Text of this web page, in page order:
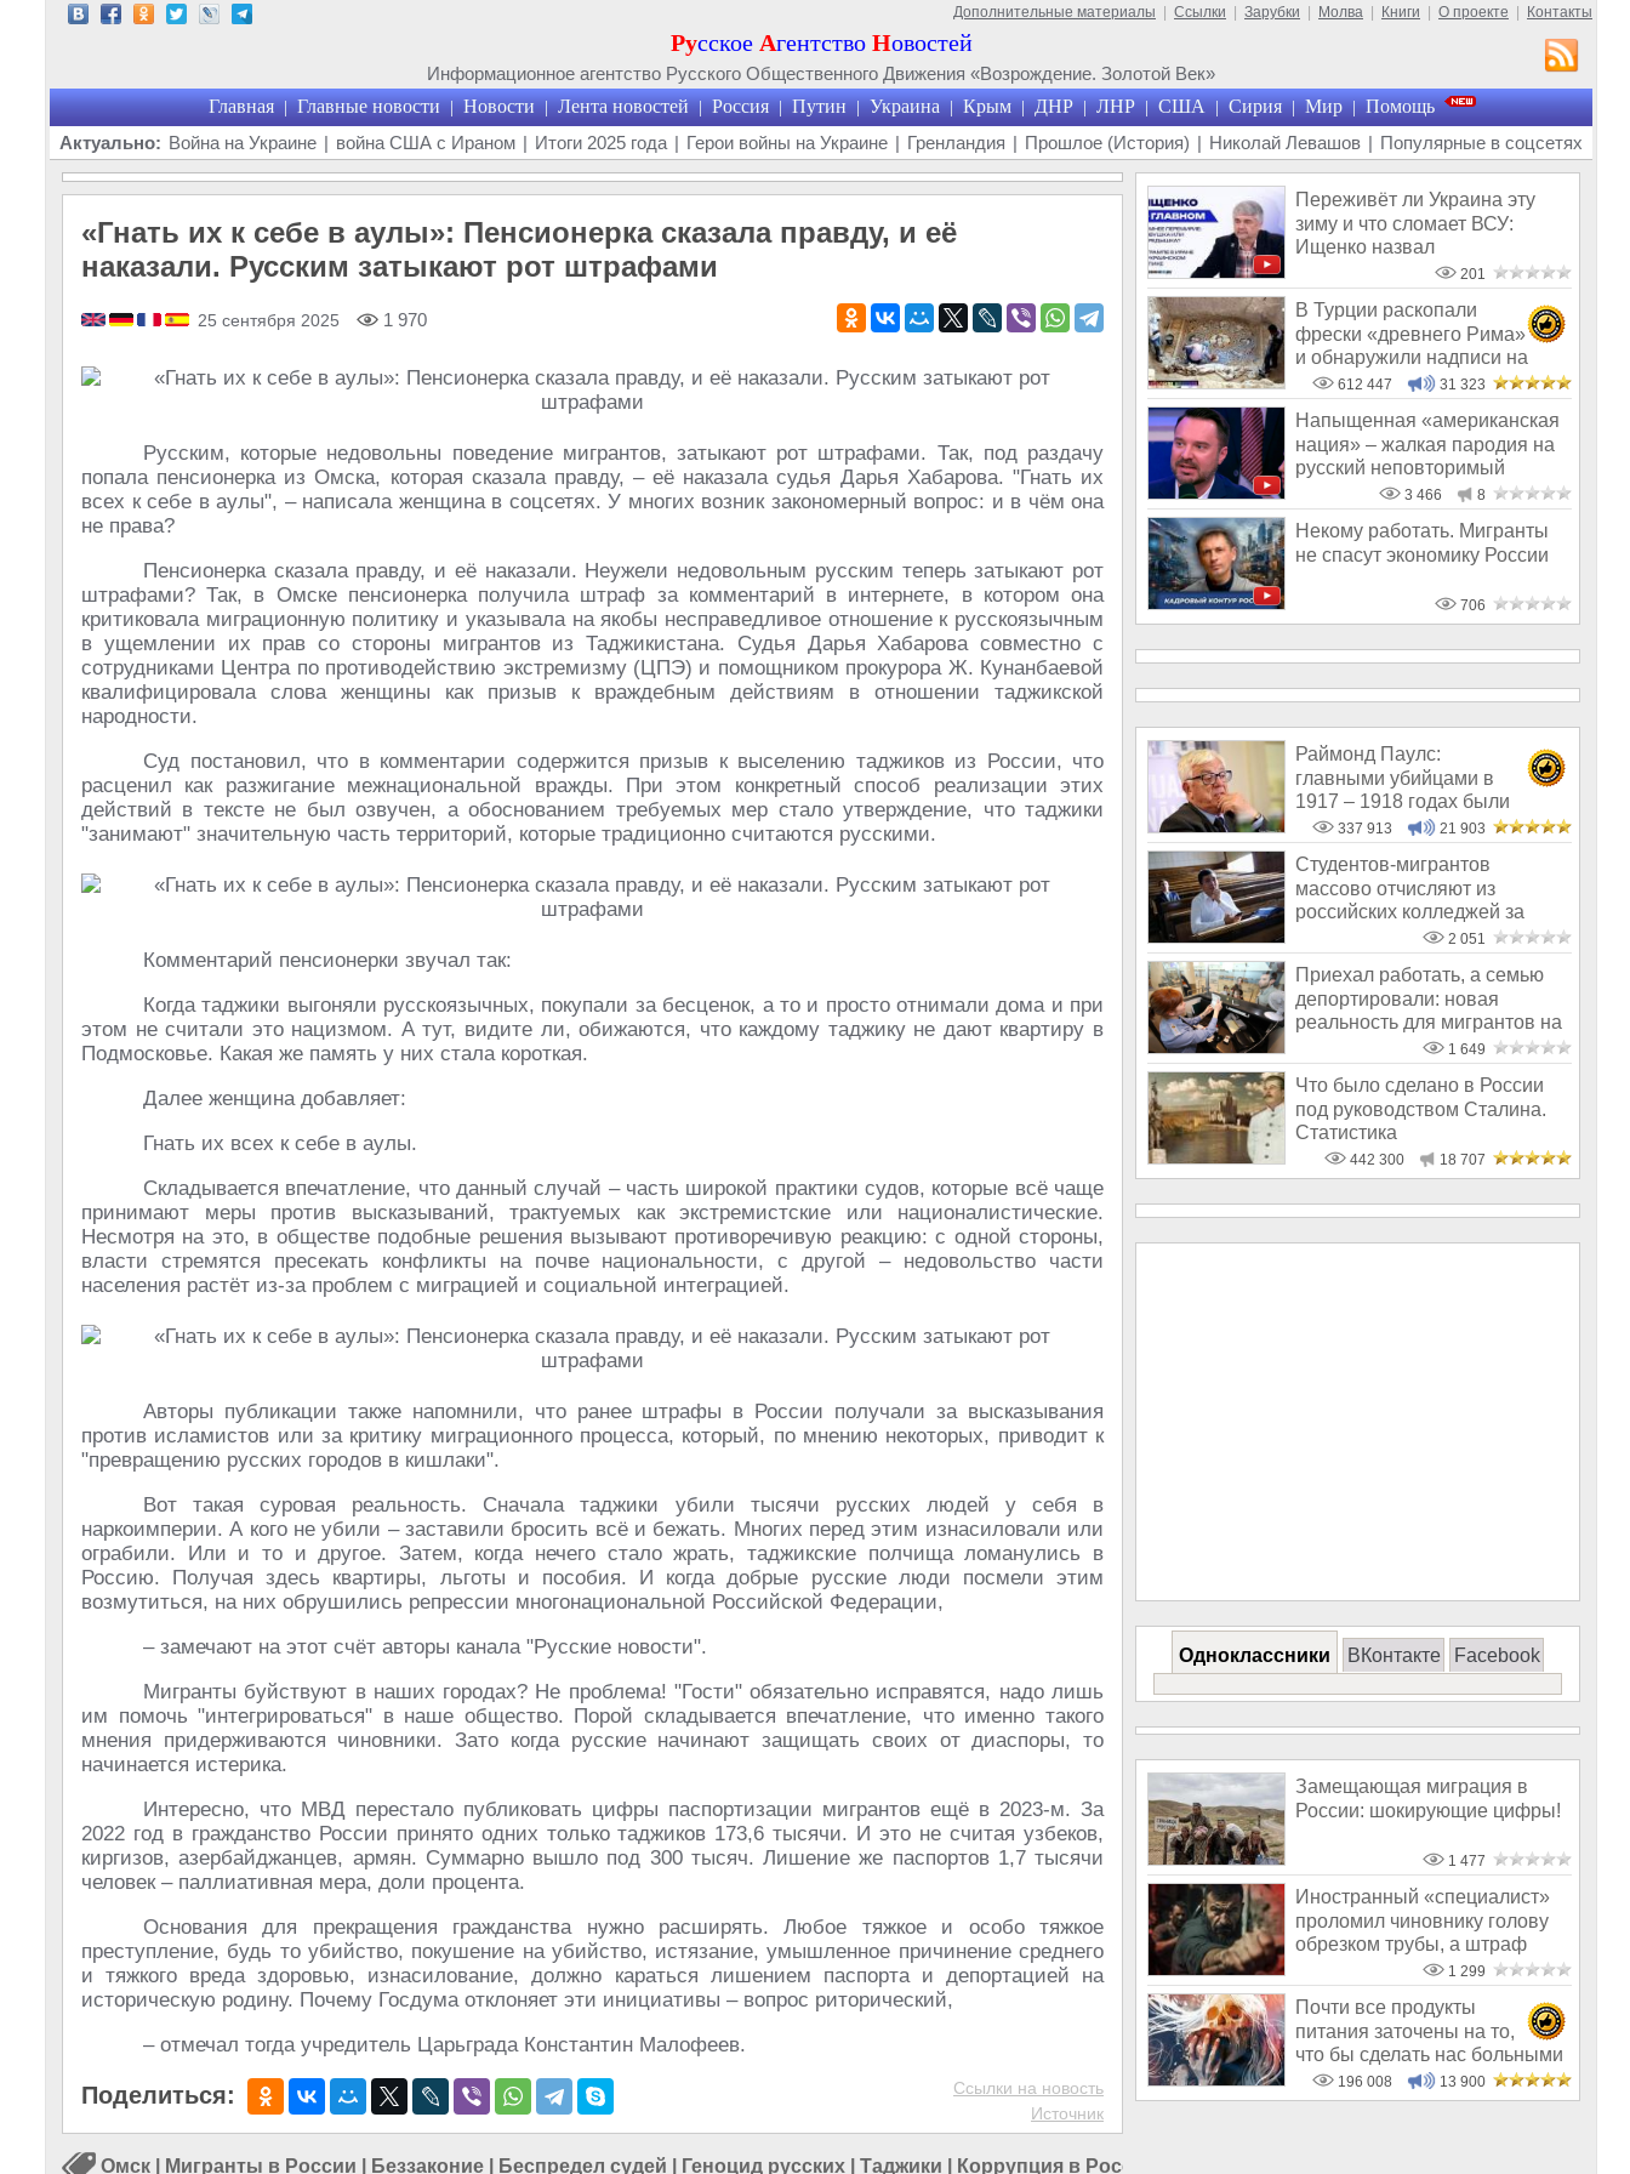
Дополнительные материалы Ссылки Зарубки Молва Книги О проекте Контакты
Русское Агентство Новостей
Информационное агентство Русского Общественного Движения «Возрождение. Золотой Век»
Главная | Главные новости | Новости | Лента новостей | Россия | Путин | Украина | Крым | ДНР | ЛНР | США | Сирия | Мир | Помощь
Актуально: Война на Украине | война США с Ираном | Итоги 2025 года | Герои войны на Украине | Гренландия | Прошлое (История) | Николай Левашов | Популярные в соцсетях
«Гнать их к себе в аулы»: Пенсионерка сказала правду, и её
наказали. Русским затыкают рот штрафами
25 сентября 2025 1 970
Русским, которые недовольны поведение мигрантов, затыкают рот штрафами. Так, под раздачу
попала пенсионерка из Омска, которая сказала правду, – её наказала судья Дарья Хабарова. "Гнать их
всех к себе в аулы", – написала женщина в соцсетях. У многих возник закономерный вопрос: и в чём она
не права?
Пенсионерка сказала правду, и её наказали. Неужели недовольным русским теперь затыкают рот
штрафами? Так, в Омске пенсионерка получила штраф за комментарий в интернете, в котором она
критиковала миграционную политику и указывала на якобы несправедливое отношение к русскоязычным
в ущемлении их прав со стороны мигрантов из Таджикистана. Судья Дарья Хабарова совместно с
сотрудниками Центра по противодействию экстремизму (ЦПЭ) и помощником прокурора Ж. Кунанбаевой
квалифицировала слова женщины как призыв к враждебным действиям в отношении таджикской
народности.
Суд постановил, что в комментарии содержится призыв к выселению таджиков из России, что
расценил как разжигание межнациональной вражды. При этом конкретный способ реализации этих
действий в тексте не был озвучен, а обоснованием требуемых мер стало утверждение, что таджики
"занимают" значительную часть территорий, которые традиционно считаются русскими.
Комментарий пенсионерки звучал так:
Когда таджики выгоняли русскоязычных, покупали за бесценок, а то и просто отнимали дома и при
этом не считали это нацизмом. А тут, видите ли, обижаются, что каждому таджику не дают квартиру в
Подмосковье. Какая же память у них стала короткая.
Далее женщина добавляет:
Гнать их всех к себе в аулы.
Складывается впечатление, что данный случай – часть широкой практики судов, которые всё чаще
принимают меры против высказываний, трактуемых как экстремистские или националистические.
Несмотря на это, в обществе подобные решения вызывают противоречивую реакцию: с одной стороны,
власти стремятся пресекать конфликты на почве национальности, с другой – недовольство части
населения растёт из-за проблем с миграцией и социальной интеграцией.
Авторы публикации также напомнили, что ранее штрафы в России получали за высказывания
против исламистов или за критику миграционного процесса, который, по мнению некоторых, приводит к
"превращению русских городов в кишлаки".
Вот такая суровая реальность. Сначала таджики убили тысячи русских людей у себя в
наркоимперии. А кого не убили – заставили бросить всё и бежать. Многих перед этим изнасиловали или
ограбили. Или и то и другое. Затем, когда нечего стало жрать, таджикские полчища ломанулись в
Россию. Получая здесь квартиры, льготы и пособия. И когда добрые русские люди посмели этим
возмутиться, на них обрушились репрессии многонациональной Российской Федерации,
– замечают на этот счёт авторы канала "Русские новости".
Мигранты буйствуют в наших городах? Не проблема! "Гости" обязательно исправятся, надо лишь
им помочь "интегрироваться" в наше общество. Порой складывается впечатление, что именно такого
мнения придерживаются чиновники. Зато когда русские начинают защищать своих от диаспоры, то
начинается истерика.
Интересно, что МВД перестало публиковать цифры паспортизации мигрантов ещё в 2023-м. За
2022 год в гражданство России принято одних только таджиков 173,6 тысячи. И это не считая узбеков,
киргизов, азербайджанцев, армян. Суммарно вышло под 300 тысяч. Лишение же паспортов 1,7 тысячи
человек – паллиативная мера, доли процента.
Основания для прекращения гражданства нужно расширять. Любое тяжкое и особо тяжкое
преступление, будь то убийство, покушение на убийство, истязание, умышленное причинение среднего
и тяжкого вреда здоровью, изнасилование, должно караться лишением паспорта и депортацией на
историческую родину. Почему Госдума отклоняет эти инициативы – вопрос риторический,
– отмечал тогда учредитель Царьграда Константин Малофеев.
Поделиться:
Ссылки на новость
Источник
Омск Мигранты в России Беззаконие Беспредел судей Геноцид русских Таджики Коррупция в России
Переживёт ли Украина эту
зиму и что сломает ВСУ:
Ищенко назвал
единственное решение
201
В Турции раскопали
фрески «древнего Рима»
и обнаружили надписи на
Русском!
612 447 31 323
Напыщенная «американская
нация» – жалкая пародия на
русский неповторимый
3 466 8
Некому работать. Мигранты
не спасут экономику России
706
Раймонд Паулс:
главными убийцами в
1917 – 1918 годах были
латыши и евреи, а не русс
337 913 21 903
Студентов-мигрантов
массово отчисляют из
российских колледжей за
неуспеваемость 2 051
Приехал работать, а семью
депортировали: новая
реальность для мигрантов на
1 649
Что было сделано в России
под руководством Сталина.
Статистика
442 300 18 707
Одноклассники ВКонтакте Facebook
Замещающая миграция в
России: шокирующие цифры!
1 477
Иностранный «специалист»
проломил чиновнику голову
обрезком трубы, а штраф
1 299
Почти все продукты
питания заточены на то,
что бы сделать нас больными
и бесплодным
196 008 13 900